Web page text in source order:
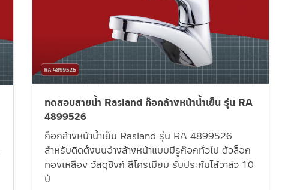
ทดสอบสายน้ำ Rasland ก๊อกล้างหน้าน้ำเย็น รุ่น RA
4899526
ก๊อกล้างหน้าน้ำเย็น Rasland รุ่น RA 4899526
สำหรับติดตั้งบนอ่างล้างหน้าแบบมีรูก๊อกทั่วไป ตัวล็อก
ทองเหลือง วัสดุซิงก์ สีโครเมียม รับประกันไส้วาล์ว 10
ปี